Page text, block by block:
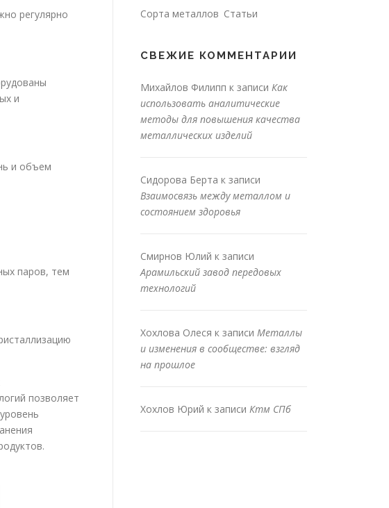
регулярно
и
и объем
паров, тем
позволяет
Сорта металлов Статьи
СВЕЖИЕ КОММЕНТАРИИ
Михайлов Филипп к записи Как
использовать аналитические
методы для повышения качества
металлических изделий
Сидорова Берта к записи
Взаимосвязь между металлом и
состоянием здоровья
Смирнов Юлий к записи
Арамильский завод передовых
технологий
Хохлова Олеся к записи Металлы
и изменения в сообществе: взгляд
на прошлое
Хохлов Юрий к записи Ктм СПб